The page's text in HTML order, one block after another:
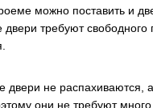
можно поставить и
требуют свободного
двери не распахиваются,
они не требуют